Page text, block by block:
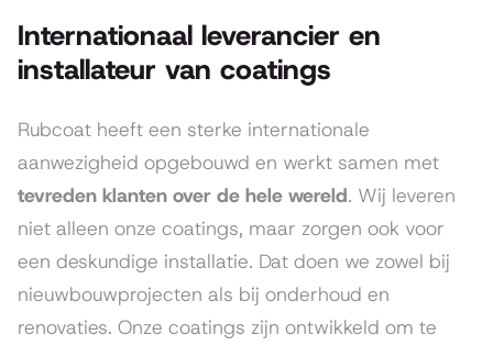
Internationaal leverancier en
installateur van coatings
Rubcoat heeft een sterke internationale
aanwezigheid opgebouwd en werkt samen met
tevreden klanten over de hele wereld. Wij leveren
niet alleen onze coatings, maar zorgen ook voor
een deskundige installatie. Dat doen we zowel bij
nieuwbouwprojecten als bij onderhoud en
renovaties. Onze coatings zijn ontwikkeld om te